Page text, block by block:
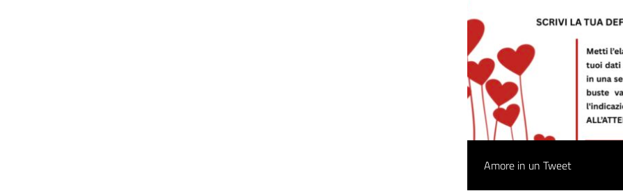
Amore in un Tweet